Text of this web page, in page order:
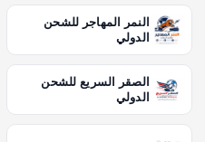
النمر المهاجر للشحن
الدولي
الصقر السريع للشحن
الدولي